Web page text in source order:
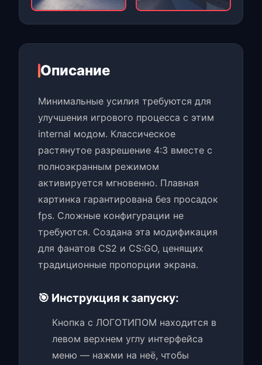
Описание
Минимальные усилия требуются для
улучшения игрового процесса с этим
internal модом. Классическое
растянутое разрешение 4:3 вместе с
полноэкранным режимом
активируется мгновенно. Плавная
картинка гарантирована без просадок
fps. Сложные конфигурации не
требуются. Создана эта модификация
для фанатов CS2 и CS:GO, ценящих
традиционные пропорции экрана.
🎯 Инструкция к запуску:
Кнопка с ЛОГОТИПОМ находится в
левом верхнем углу интерфейса
меню — нажми на неё, чтобы